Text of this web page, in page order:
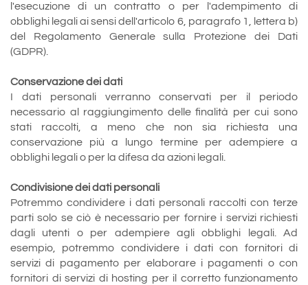
l'esecuzione di un contratto o per l'adempimento di
obblighi legali ai sensi dell'articolo 6, paragrafo 1, lettera b)
del Regolamento Generale sulla Protezione dei Dati
(GDPR).
Conservazione dei dati
I dati personali verranno conservati per il periodo
necessario al raggiungimento delle finalità per cui sono
stati raccolti, a meno che non sia richiesta una
conservazione più a lungo termine per adempiere a
obblighi legali o per la difesa da azioni legali.
Condivisione dei dati personali
Potremmo condividere i dati personali raccolti con terze
parti solo se ciò è necessario per fornire i servizi richiesti
dagli utenti o per adempiere agli obblighi legali. Ad
esempio, potremmo condividere i dati con fornitori di
servizi di pagamento per elaborare i pagamenti o con
fornitori di servizi di hosting per il corretto funzionamento